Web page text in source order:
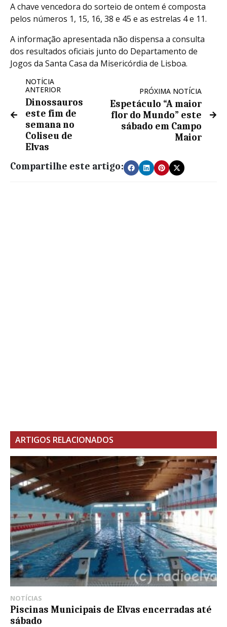
A chave vencedora do sorteio de ontem é composta
pelos números 1, 15, 16, 38 e 45 e as estrelas 4 e 11.
A informação apresentada não dispensa a consulta
dos resultados oficiais junto do Departamento de
Jogos da Santa Casa da Misericórdia de Lisboa.
NOTÍCIA
ANTERIOR
Dinossauros
este fim de
semana no
Coliseu de
Elvas
PRÓXIMA NOTÍCIA
Espetáculo “A maior
flor do Mundo” este
sábado em Campo
Maior
Compartilhe este artigo:
ARTIGOS RELACIONADOS
NOTÍCIAS
Piscinas Municipais de Elvas encerradas até
sábado